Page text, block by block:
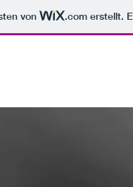
von .com erstellt.